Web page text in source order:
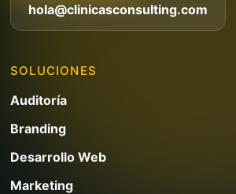
hola@clinicasconsulting.com
SOLUCIONES
Auditoría
Branding
Desarrollo Web
Marketing